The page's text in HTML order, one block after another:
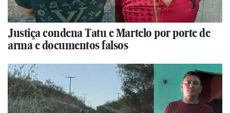
Justiça condena Tatu e Martelo por porte de
arma e documentos falsos